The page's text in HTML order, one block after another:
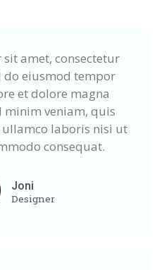
amet, consectetur
do eiusmod tempor
et dolore magna
veniam, quis
laboris nisi ut
consequat.
Joni
Designer